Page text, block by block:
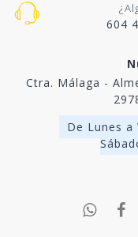
604
Ctra. Málaga -
De Lunes a